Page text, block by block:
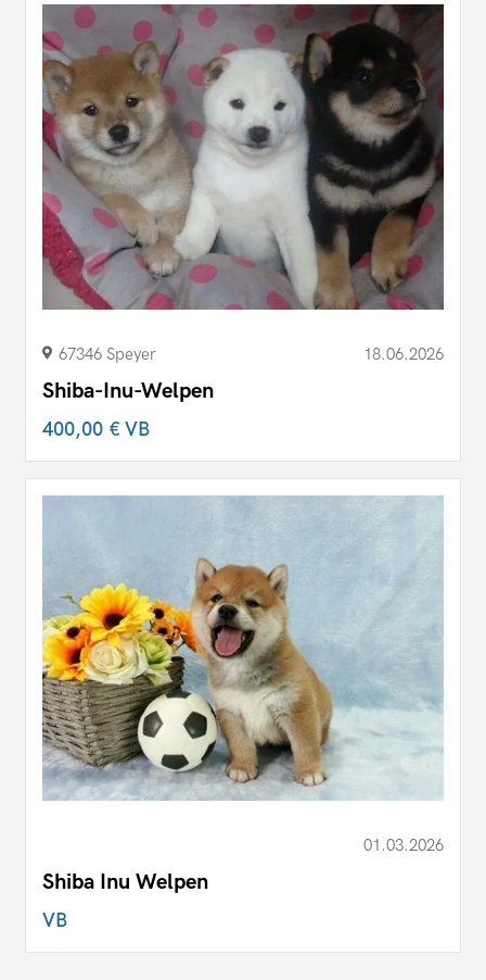
67346 Speyer 18.06.2026
Shiba-Inu-Welpen
400,00 €VB
01.03.2026
Shiba Inu Welpen
VB